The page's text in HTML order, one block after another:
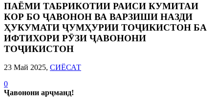
ПАЁМИ ТАБРИКОТИИ РАИСИ КУМИТАИ
КОР БО ҶАВОНОН ВА ВАРЗИШИ НАЗДИ
ҲУКУМАТИ ҶУМҲУРИИ ТОҶИКИСТОН БА
ИФТИХОРИ РӮЗИ ҶАВОНОНИ
ТОҶИКИСТОН
23 Май 2025, СИЁСАТ
0
Ҷавонони арҷманд!